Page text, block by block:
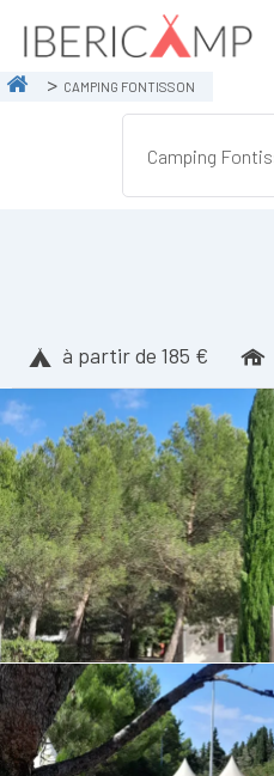
CAMPING FONTISSON
à partir de 185 €